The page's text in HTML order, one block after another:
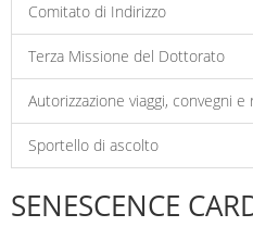
Comitato di Indirizzo
Terza Missione del Dottorato
Autorizzazione viaggi, convegni e
Sportello di ascolto
SENESCENCE